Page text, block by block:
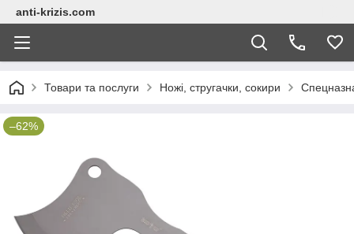
anti-krizis.com
Товари та послуги Ножі, стругачки, сокири
–62%